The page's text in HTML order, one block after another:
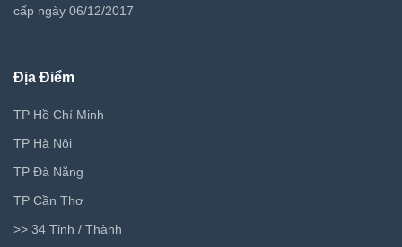
cấp ngày 06/12/2017
Địa Điểm
TP Hồ Chí Minh
TP Hà Nội
TP Đà Nẵng
TP Cần Thơ
>> 34 Tỉnh / Thành